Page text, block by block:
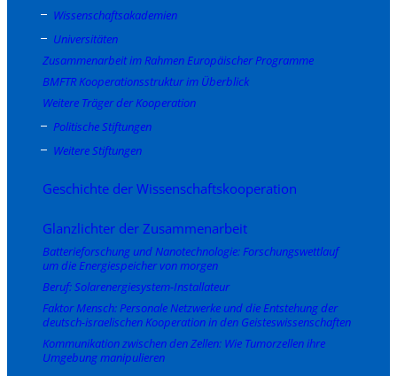
Wissenschaftsakademien
Universitäten
Zusammenarbeit im Rahmen Europäischer Programme
BMFTR Kooperationsstruktur im Überblick
Weitere Träger der Kooperation
Politische Stiftungen
Weitere Stiftungen
Geschichte der Wissenschaftskooperation
Glanzlichter der Zusammenarbeit
Batterieforschung und Nanotechnologie: Forschungswettlauf
um die Energiespeicher von morgen
Beruf: Solarenergiesystem-Installateur
Faktor Mensch: Personale Netzwerke und die Entstehung der
deutsch-israelischen Kooperation in den Geisteswissenschaften
Kommunikation zwischen den Zellen: Wie Tumorzellen ihre
Umgebung manipulieren